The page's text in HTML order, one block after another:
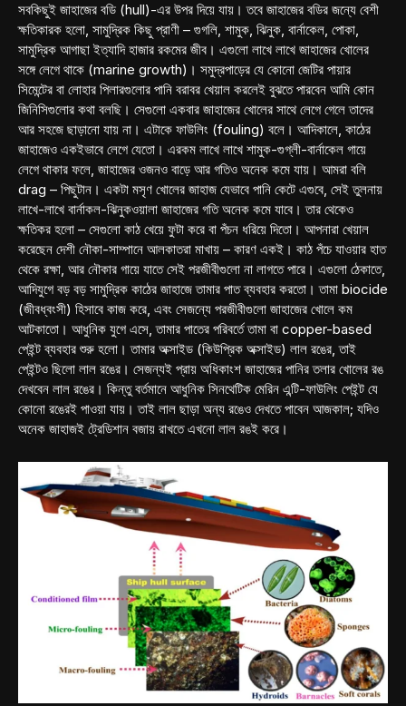
সবকিছুই জাহাজের বডি (hull)-এর উপর দিয়ে যায়। তবে জাহাজের বডির জন্যে বেশী
ক্ষতিকারক হলো, সামুদ্রিক কিছু প্রাণী – গুগলি, শামুক, ঝিনুক, বার্নাকেল, পোকা,
সামুদ্রিক আগাছা ইত্যাদি হাজার রকমের জীব। এগুলো লাখে লাখে জাহাজের খোলের
সঙ্গে লেগে থাকে (marine growth)। সমুদ্রপাড়ের যে কোনো জেটির পায়ার
সিমেন্টের বা লোহার পিলারগুলোর পানি বরাবর খেয়াল করলেই বুঝতে পারবেন আমি কোন
জিনিসিগুলোর কথা বলছি। সেগুলো একবার জাহাজের খোলের সাথে লেগে গেলে তাদের
আর সহজে ছাড়ানো যায় না। এটাকে ফাউলিং (fouling) বলে। আদিকালে, কাঠের
জাহাজেও একইভাবে লেগে যেতো। এরকম লাখে লাখে শামুক-গুগ্‌লী-বার্নাকেল গায়ে
লেগে থাকার ফলে, জাহাজের ওজনও বাড়ে আর গতিও অনেক কমে যায়। আমরা বলি
drag – পিছুটান। একটা মসৃণ খোলের জাহাজ যেভাবে পানি কেটে এগুবে, সেই তুলনায়
লাখে-লাখে বার্নাকল-ঝিনুকওয়ালা জাহাজের গতি অনেক কমে যাবে। তার থেকেও
ক্ষতিকর হলো – সেগুলো কাঠ খেয়ে ফুটা করে বা পঁচন ধরিয়ে দিতো। আপনারা খেয়াল
করেছেন দেশী নৌকা-সাম্পানে আলকাতরা মাখায় – কারণ একই। কাঠ পঁচে যাওয়ার হাত
থেকে রক্ষা, আর নৌকার গায়ে যাতে সেই পরজীবীগুলো না লাগতে পারে। এগুলো ঠেকাতে,
আদিযুগে বড় বড় সামুদ্রিক কাঠের জাহাজে তামার পাত ব্যবহার করতো। তামা biocide
(জীবধ্বংসী) হিসাবে কাজ করে, এবং সেজন্যে পরজীবীগুলো জাহাজের খোলে কম
আটকাতো। আধুনিক যুগে এসে, তামার পাতের পরিবর্তে তামা বা copper-based
পেইন্ট ব্যবহার শুরু হলো। তামার অক্সাইড (কিউপ্রিক অক্সাইড) লাল রঙের, তাই
পেইন্টও ছিলো লাল রঙের। সেজন্যই প্রায় অধিকাংশ জাহাজের পানির তলার খোলের রঙ
দেখবেন লাল রঙের। কিন্তু বর্তমানে আধুনিক সিনথেটিক মেরিন এন্টি-ফাউলিং পেইন্ট যে
কোনো রঙেরই পাওয়া যায়। তাই লাল ছাড়া অন্য রঙেও দেখতে পাবেন আজকাল; যদিও
অনেক জাহাজই ট্রেডিশান বজায় রাখতে এখনো লাল রঙই করে।